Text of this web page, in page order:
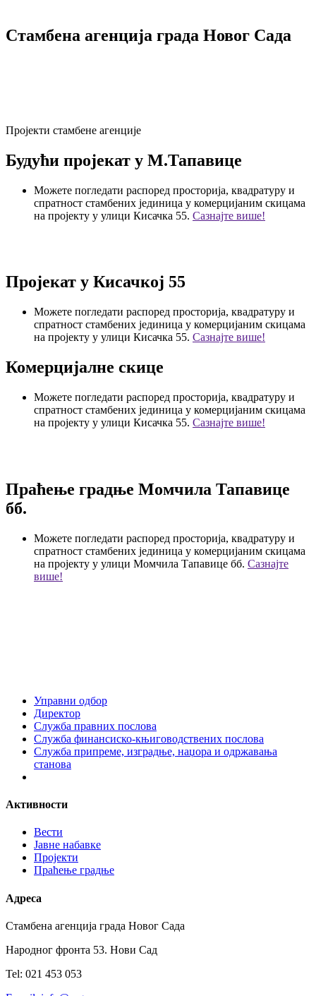
Стамбена агенција града Новог Сада
Пројекти стамбене агенције
Будући пројекат у М.Тапавице
Можете погледати распоред просторија, квадратуру и
спратност стамбених јединица у комерцијаним скицама
на пројекту у улици Кисачка 55. Сазнајте више!
Пројекат у Кисачкој 55
Можете погледати распоред просторија, квадратуру и
спратност стамбених јединица у комерцијаним скицама
на пројекту у улици Кисачка 55. Сазнајте више!
Комерцијалне скице
Можете погледати распоред просторија, квадратуру и
спратност стамбених јединица у комерцијаним скицама
на пројекту у улици Кисачка 55. Сазнајте више!
Праћење градње Момчила Тапавице
бб.
Можете погледати распоред просторија, квадратуру и
спратност стамбених јединица у комерцијаним скицама
на пројекту у улици Момчила Тапавице бб. Сазнајте
више!
Управни одбор
Директор
Служба правних послова
Служба финансиско-књиговодствених послова
Служба припреме, изградње, наџора и одржавања
станова
Активности
Вести
Јавне набавке
Пројекти
Праћење градње
Адреса
Стамбена агенција града Новог Сада
Народног фронта 53. Нови Сад
Tel: 021 453 053